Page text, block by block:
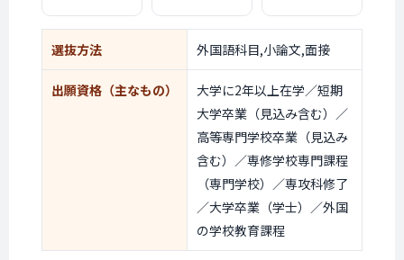
選抜方法 外国語科目,小論文,面接
出願資格 （主なもの）
大学に2年以上在学／短期
大学卒業（見込み含む）／
高等専門学校卒業（見込み
含む）／専修学校専門課程
（専門学校）／専攻科修了
／大学卒業（学士）／外国
の学校教育課程